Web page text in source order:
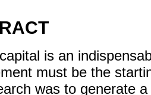
is an
must be the
was to generate